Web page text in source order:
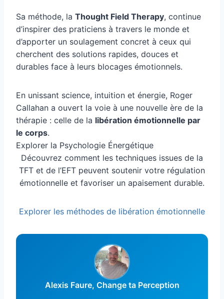
Sa méthode, la Thought Field Therapy, continue
d’inspirer des praticiens à travers le monde et
d’apporter un soulagement concret à ceux qui
cherchent des solutions rapides, douces et
durables face à leurs blocages émotionnels.
En unissant science, intuition et énergie, Roger
Callahan a ouvert la voie à une nouvelle ère de la
thérapie : celle de la libération émotionnelle par
le corps.
Explorer la Psychologie Énergétique
Découvrez comment les techniques issues de la
TFT et de l’EFT peuvent soutenir votre régulation
émotionnelle et favoriser un apaisement durable.
Explorer les méthodes de libération émotionnelle
Alexis Faure, Change ta Perception